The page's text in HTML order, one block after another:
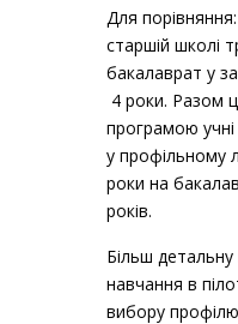
Для
старшій школі
бакалаврат у
4 роки. Разом
програмою
у профільному
роки на
років.
Більш
навчання в
вибору